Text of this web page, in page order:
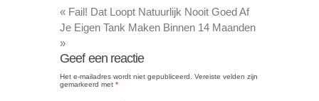
« Fail! Dat Loopt Natuurlijk Nooit Goed Af
Je Eigen Tank Maken Binnen 14 Maanden
»
Geef een reactie
Het e-mailadres wordt niet gepubliceerd.
Vereiste velden zijn
gemarkeerd met *